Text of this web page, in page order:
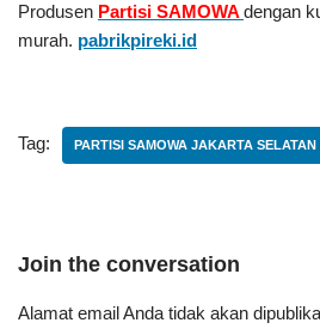
Produsen Partisi SAMOWA dengan
murah. pabrikpireki.id
Tag: PARTISI SAMOWA JAKARTA SELATAN
Join the conversation
Alamat email Anda tidak akan